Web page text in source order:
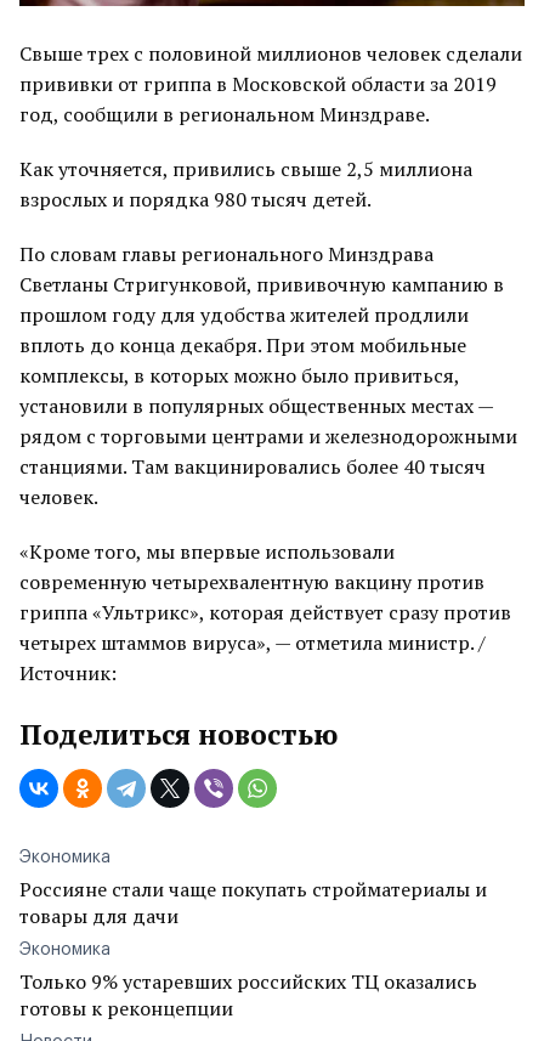
Свыше трех с половиной миллионов человек сделали
прививки от гриппа в Московской области за 2019
год, сообщили в региональном Минздраве.
Как уточняется, привились свыше 2,5 миллиона
взрослых и порядка 980 тысяч детей.
По словам главы регионального Минздрава
Светланы Стригунковой, прививочную кампанию в
прошлом году для удобства жителей продлили
вплоть до конца декабря. При этом мобильные
комплексы, в которых можно было привиться,
установили в популярных общественных местах —
рядом с торговыми центрами и железнодорожными
станциями. Там вакцинировались более 40 тысяч
человек.
«Кроме того, мы впервые использовали
современную четырехвалентную вакцину против
гриппа «Ультрикс», которая действует сразу против
четырех штаммов вируса», — отметила министр. /
Источник:
Поделиться новостью
Экономика
Россияне стали чаще покупать стройматериалы и
товары для дачи
Экономика
Только 9% устаревших российских ТЦ оказались
готовы к реконцепции